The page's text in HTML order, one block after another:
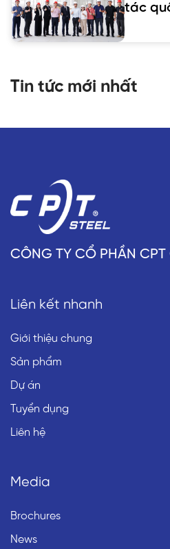
tác
Tin tức mới nhất
CÔNG TY CỔ PHẦN CPT
Liên kết nhanh
Giới thiệu chung
Sản phẩm
Dự án
Tuyển dụng
Liên hệ
Media
Brochures
News